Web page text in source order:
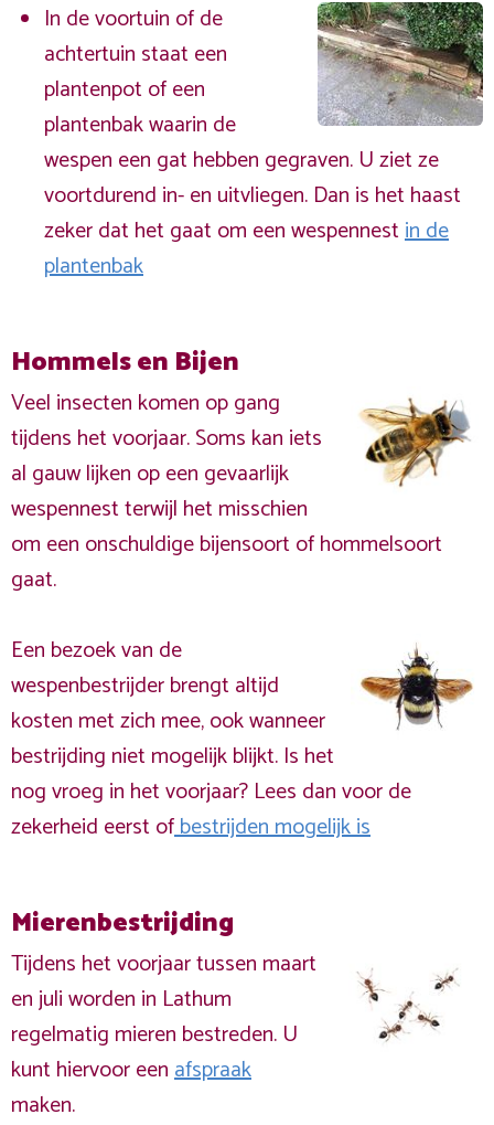
In de voortuin of de
achtertuin staat een
plantenpot of een
plantenbak waarin de
wespen een gat hebben gegraven. U ziet ze
voortdurend in- en uitvliegen. Dan is het haast
zeker dat het gaat om een wespennestin de
plantenbak
Hommels en Bijen
Veel insecten komen op gang
tijdens het voorjaar. Soms kan iets
al gauw lijken op een gevaarlijk
wespennest terwijl het misschien
om een onschuldige bijensoort of hommelsoort
gaat.
Een bezoek van de
wespenbestrijder brengt altijd
kosten met zich mee, ook wanneer
bestrijding niet mogelijk blijkt. Is het
nog vroeg in het voorjaar? Lees dan voor de
zekerheid eerst ofbestrijden mogelijk is
Mierenbestrijding
Tijdens het voorjaar tussen maart
en juli worden in Lathum
regelmatig mieren bestreden. U
kunt hiervoor eenafspraak
maken.